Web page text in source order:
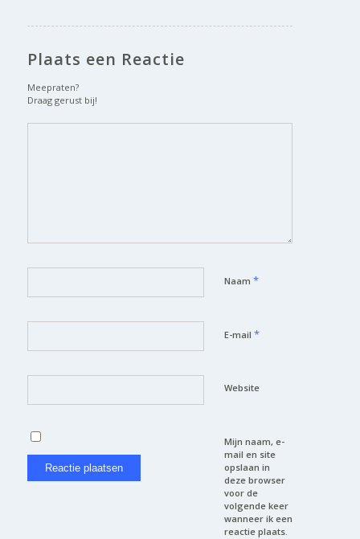
Plaats een Reactie
Meepraten?
Draag gerust bij!
Naam *
E-mail *
Website
Mijn naam, e-
mail en site
opslaan in
deze browser
voor de
volgende keer
wanneer ik een
reactie plaats.